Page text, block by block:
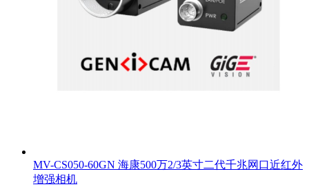
MV-CS050-60GN 海康500万2/3英寸二代千兆网口近红外
增强相机